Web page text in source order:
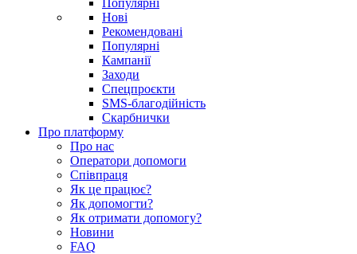
Популярні
Нові
Рекомендовані
Популярні
Кампанії
Заходи
Спецпроєкти
SMS-благодійність
Скарбнички
Про платформу
Про нас
Оператори допомоги
Співпраця
Як це працює?
Як допомогти?
Як отримати допомогу?
Новини
FAQ